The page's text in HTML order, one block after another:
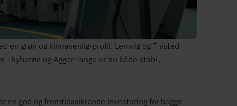
en grøn og klimavenlig-profil. Lemvig og Thisted
og Agger Tange er nu både stabil,
god og frem­tids­sik­ren­de investering for begge